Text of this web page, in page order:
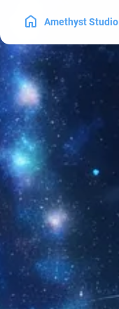
Amethyst Studio